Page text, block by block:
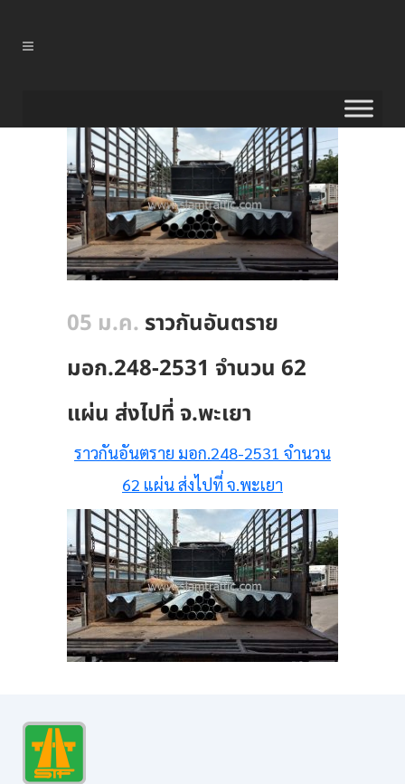
05 ม.ค. ราวกันอันตราย
มอก.248-2531 จำนวน 62
แผ่น ส่งไปที่ จ.พะเยา
ราวกันอันตราย มอก.248-2531 จำนวน
62 แผ่น ส่งไปที่ จ.พะเยา